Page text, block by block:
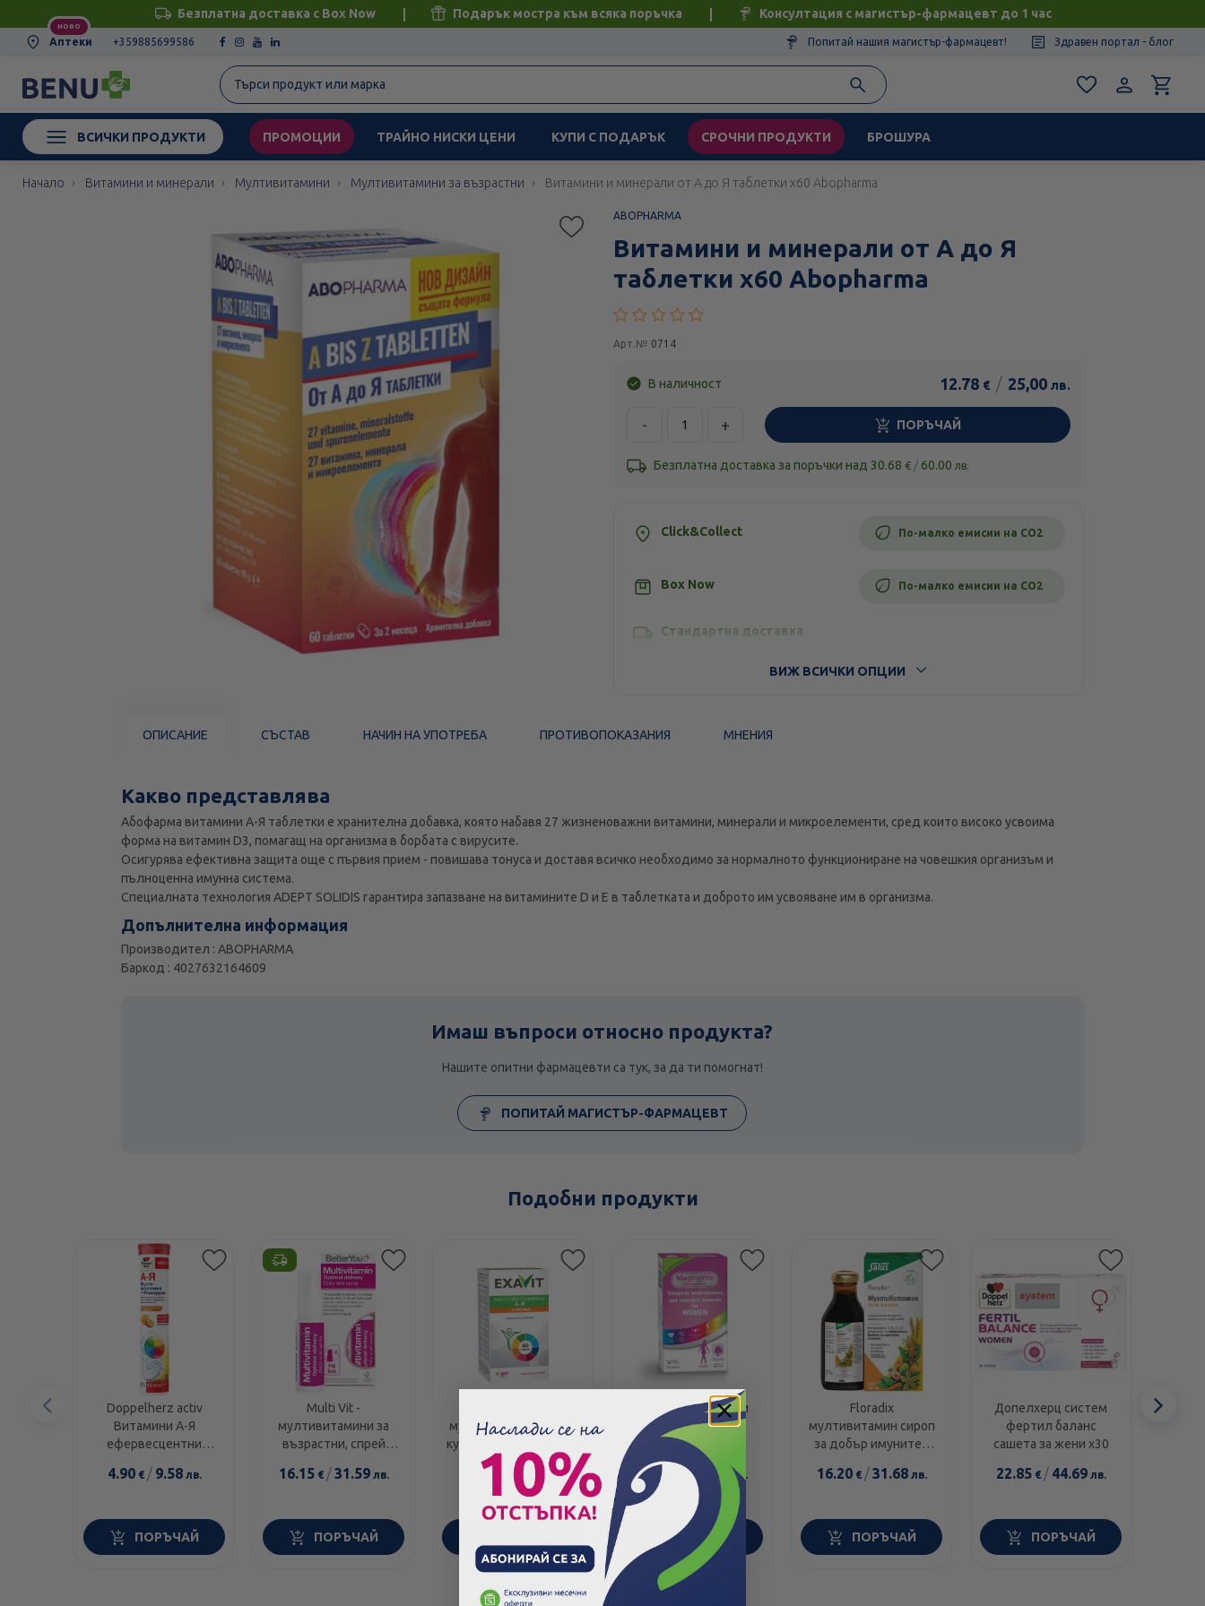
Безплатна доставка с Box Now Подарък мостра към всяка поръчка Консултация с магистър-фармацевт до 1 час
НОВО
Аптеки +359885699586 Попитай нашия магистър-фармацевт! Здравен портал - блог
ВСИЧКИ ПРОДУКТИ ПРОМОЦИИ ТРАЙНО НИСКИ ЦЕНИ КУПИ С ПОДАРЪК СРОЧНИ ПРОДУКТИ БРОШУРА
Начало Витамини и минерали Мултивитамини Мултивитамини за възрастни Витамини и минерали от А до Я таблетки х60 Abopharma
ABOPHARMA
Витамини и минерали от А до Я
таблетки х60 Abopharma
Арт.№ 0714
В наличност 12.78 € / 25,00 лв.
- + ПОРЪЧАЙ
Безплатна доставка за поръчки над 30.68 € / 60.00 лв.
Click&Collect По-малко емисии на CO2
Box Now По-малко емисии на CO2
Стандартна доставка
ВИЖ ВСИЧКИ ОПЦИИ
ОПИСАНИЕ СЪСТАВ НАЧИН НА УПОТРЕБА ПРОТИВОПОКАЗАНИЯ МНЕНИЯ
Какво представлява
Абофарма витамини А-Я таблетки е хранителна добавка, която набавя 27 жизненоважни витамини, минерали и микроелементи, сред които високо усвоима
форма на витамин D3, помагащ на организма в борбата с вирусите.
Осигурява ефективна защита още с първия прием - повишава тонуса и доставя всичко необходимо за нормалното функциониране на човешкия организъм и
пълноценна имунна система.
Специалната технология ADEPT SOLIDIS гарантира запазване на витамините D и E в таблетката и доброто им усвояване им в организма.
Допълнителна информация
Производител : ABOPHARMA
Баркод : 4027632164609
Имаш въпроси относно продукта?
Нашите опитни фармацевти са тук, за да ти помогнат!
ПОПИТАЙ МАГИСТЪР-ФАРМАЦЕВТ
Подобни продукти
Doppelherz activ
Витамини А-Я
ефервесцентни
4.90€ / 9.58лв.
ПОРЪЧАЙ
Multi Vit -
мултивитамини за
възрастни, спрей
16.15€ /31.59лв.
ПОРЪЧАЙ
мултивитамини А-Я +
куркума таблетки х 60
13.49 26.38лв.
Магнавитс за жени
таблетки х 30
магналабс
10.22 /19.99 лв.
ПОРЪЧАЙ
Floradix
мултивитамин сироп
за добър имунитет
16.20€ /31.68лв.
ПОРЪЧАЙ
Допелхерц систем
фертил баланс
сашета за жени х30
22.85€ / 44.69лв.
ПОРЪЧАЙ
Предишен
елемент